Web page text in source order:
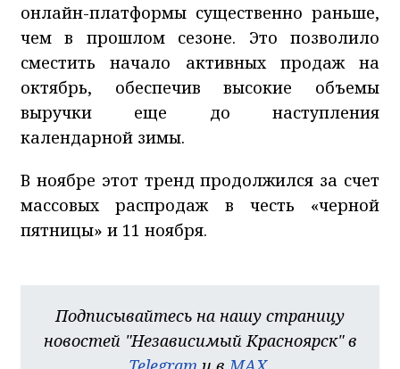
онлайн-платформы существенно раньше,
чем в прошлом сезоне. Это позволило
сместить начало активных продаж на
октябрь, обеспечив высокие объемы
выручки еще до наступления
календарной зимы.
В ноябре этот тренд продолжился за счет
массовых распродаж в честь «черной
пятницы» и 11 ноября.
Подписывайтесь на нашу страницу
новостей "Независимый Красноярск" в